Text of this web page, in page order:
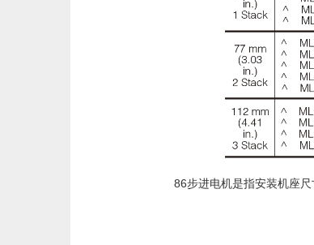
86步进电机是指安装机座尺